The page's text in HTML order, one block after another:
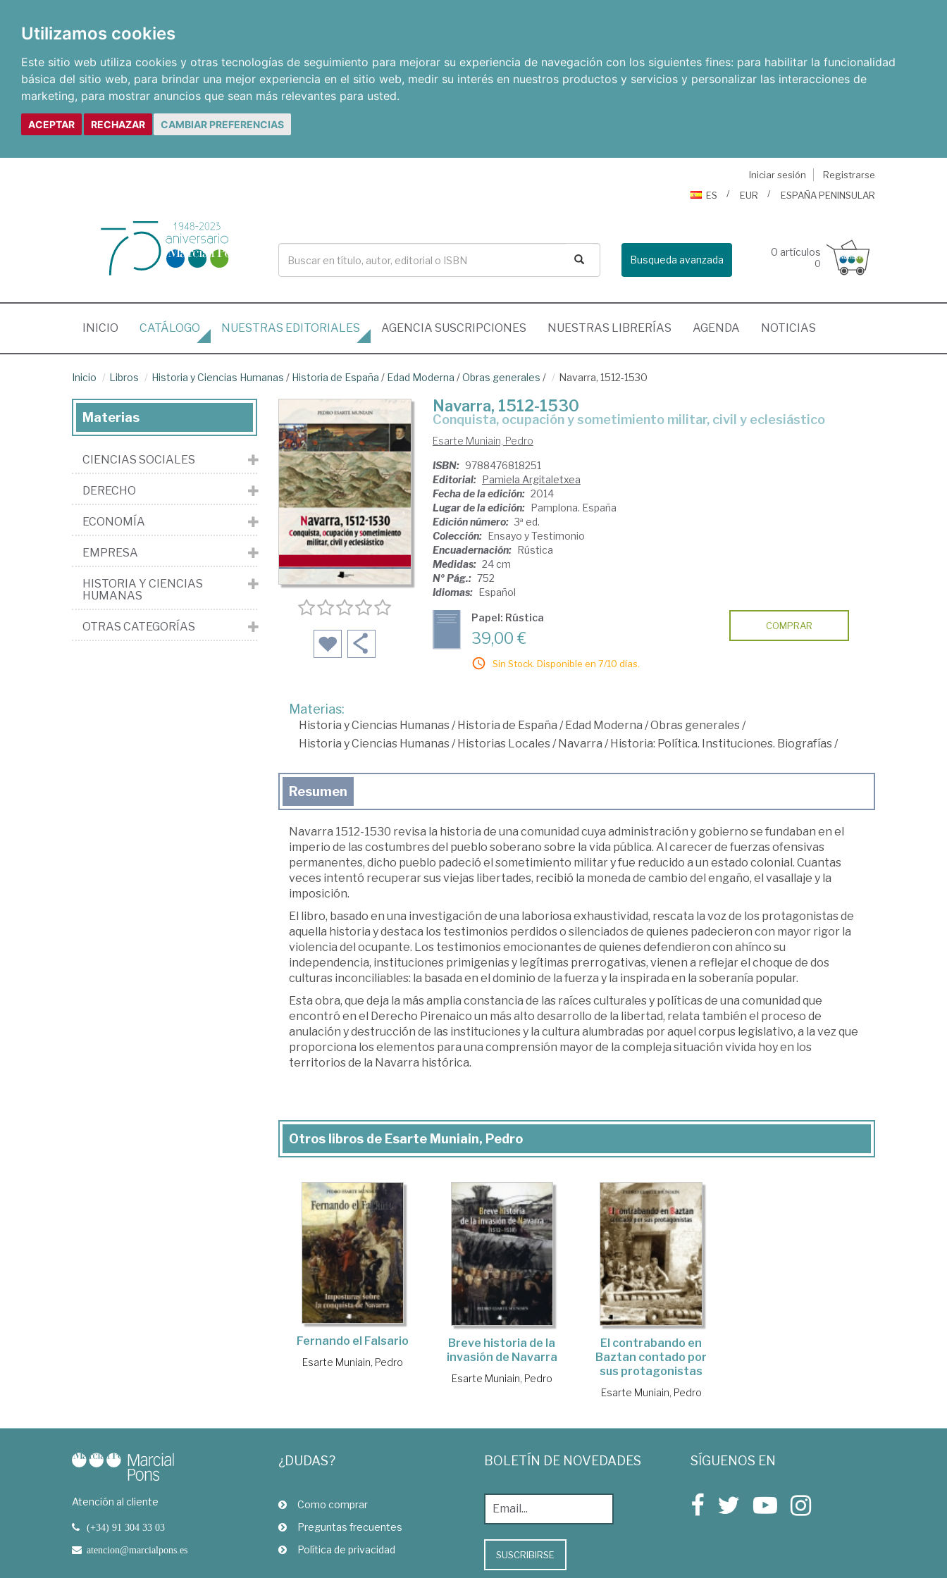
Utilizamos cookies
Este sitio web utiliza cookies y otras tecnologías de seguimiento para mejorar su experiencia de navegación con los siguientes fines: para habilitar la funcionalidad
básica del sitio web, para brindar una mejor experiencia en el sitio web, medir su interés en nuestros productos y servicios y personalizar las interacciones de
marketing, para mostrar anuncios que sean más relevantes para usted.
ACEPTAR RECHAZAR CAMBIAR PREFERENCIAS
Iniciar sesión
Registrarse
ES
EUR ESPAÑA PENINSULAR
Busqueda avanzada
0 artículos
0
INICIO (CURRENT)
CATÁLOGO NUESTRAS EDITORIALES AGENCIA SUSCRIPCIONES NUESTRAS LIBRERÍAS AGENDA NOTICIAS
Inicio Libros Historia y Ciencias Humanas / Historia de España / Edad Moderna /Obras generales / Navarra, 1512-1530
Navarra, 1512-1530
conquista, ocupación y sometimiento militar, civil y eclesiástico
Esarte Muniain, Pedro
ISBN: 9788476818251
Editorial: Pamiela Argitaletxea
Fecha de la edición: 2014
Lugar de la edición: Pamplona. España
Edición número: 3ª ed.
Colección: Ensayo y Testimonio
Encuadernación: Rústica
Medidas: 24 cm
Nº Pág.: 752
Idiomas: Español
Papel: Rústica
39,00 €
Sin Stock. Disponible en 7/10 días.
COMPRAR
Materias:
Historia y Ciencias Humanas/Historia de España /Edad Moderna /Obras generales/
Historia y Ciencias Humanas/Historias Locales/Navarra /Historia: Política. Instituciones. Biografías/
Resumen
Navarra 1512-1530 revisa la historia de una comunidad cuya administración y gobierno se fundaban en el
imperio de las costumbres del pueblo soberano sobre la vida pública. Al carecer de fuerzas ofensivas
permanentes, dicho pueblo padeció el sometimiento militar y fue reducido a un estado colonial. Cuantas
veces intentó recuperar sus viejas libertades, recibió la moneda de cambio del engaño, el vasallaje y la
imposición.
El libro, basado en una investigación de una laboriosa exhaustividad, rescata la voz de los protagonistas de
aquella historia y destaca los testimonios perdidos o silenciados de quienes padecieron con mayor rigor la
violencia del ocupante. Los testimonios emocionantes de quienes defendieron con ahínco su
independencia, instituciones primigenias y legítimas prerrogativas, vienen a reflejar el choque de dos
culturas inconciliables: la basada en el dominio de la fuerza y la inspirada en la soberanía popular.
Esta obra, que deja la más amplia constancia de las raíces culturales y políticas de una comunidad que
encontró en el Derecho Pirenaico un más alto desarrollo de la libertad, relata también el proceso de
anulación y destrucción de las instituciones y la cultura alumbradas por aquel corpus legislativo, a la vez que
proporciona los elementos para una comprensión mayor de la compleja situación vivida hoy en los
territorios de la Navarra histórica.
Otros libros de Esarte Muniain, Pedro
Fernando el Falsario
Esarte Muniain, Pedro
Breve historia de la
invasión de Navarra
Esarte Muniain, Pedro
El contrabando en
Baztan contado por
sus protagonistas
Esarte Muniain, Pedro
Materias
CIENCIAS SOCIALES
DERECHO
ECONOMÍA
EMPRESA
HISTORIA Y CIENCIAS
HUMANAS
OTRAS CATEGORÍAS
Atención al cliente
(+34) 91 304 33 03
atencion@marcialpons.es
¿DUDAS?
Como comprar
Preguntas frecuentes
Política de privacidad
BOLETÍN DE NOVEDADES
SUSCRIBIRSE
SÍGUENOS EN